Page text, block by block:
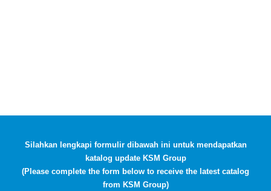
Silahkan lengkapi formulir dibawah ini untuk mendapatkan
katalog update KSM Group
(Please complete the form below to receive the latest catalog
from KSM Group)